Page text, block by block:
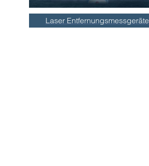
Laser Entfernungsmessgeräte